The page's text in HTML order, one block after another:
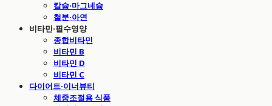
칼슘·마그네슘
철분·아연
비타민·필수영양
종합비타민
비타민 B
비타민 D
비타민 C
다이어트·이너뷰티
체중조절용 식품